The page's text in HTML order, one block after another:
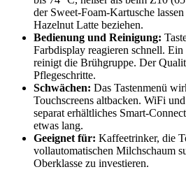
der Sweet-Foam-Kartusche
Hazelnut Latte beziehen.
Bedienung und Reinigung:
Farbdisplay reagieren schnell.
reinigt die Brühgruppe. Der
Pflegeschritte.
Schwächen: Das Tastenmenü
Touchscreens altbacken. WiFi
separat erhältliches Smart-
etwas lang.
Geeignet für: Kaffeetrinker, die
vollautomatischen Milchschaum
Oberklasse zu investieren.